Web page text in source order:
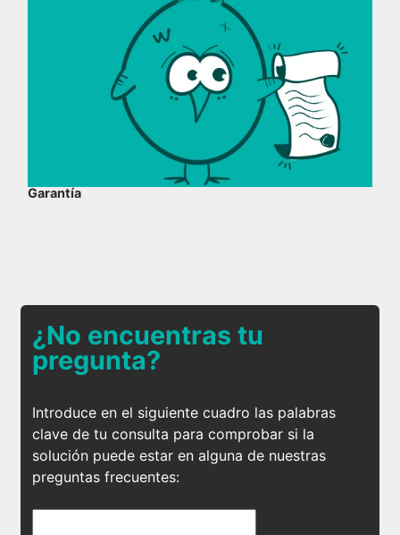
Garantía
¿No encuentras tu
pregunta?
Introduce en el siguiente cuadro las palabras
clave de tu consulta para comprobar si la
solución puede estar en alguna de nuestras
preguntas frecuentes: